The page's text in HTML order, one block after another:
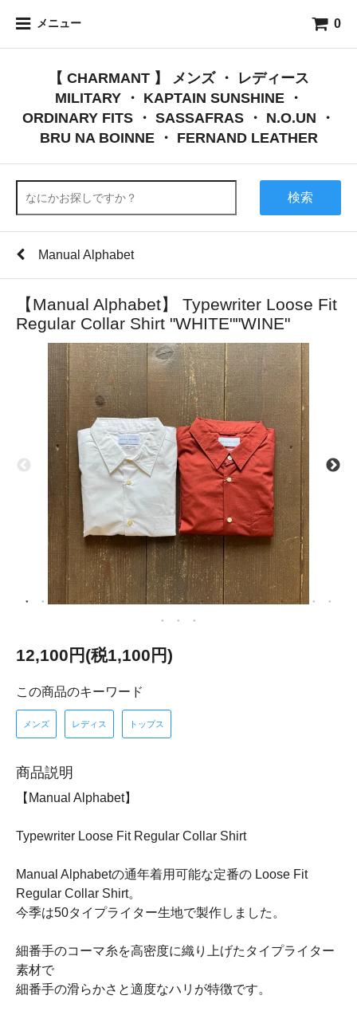
メニュー 0
【 CHARMANT 】 メンズ ・ レディース
MILITARY ・ KAPTAIN SUNSHINE ・
ORDINARY FITS ・ SASSAFRAS ・ N.O.UN ・
BRU NA BOINNE ・ FERNAND LEATHER
検索
Manual Alphabet
【Manual Alphabet】 Typewriter Loose Fit
Regular Collar Shirt "WHITE""WINE"
12,100円(税1,100円)
この商品のキーワード
メンズ レディス トップス
商品説明
【Manual Alphabet】
Typewriter Loose Fit Regular Collar Shirt
Manual Alphabetの通年着用可能な定番の Loose Fit
Regular Collar Shirt。
今季は50タイプライター生地で製作しました。
細番手のコーマ糸を高密度に織り上げたタイプライター
素材で
細番手の滑らかさと適度なハリが特徴です。